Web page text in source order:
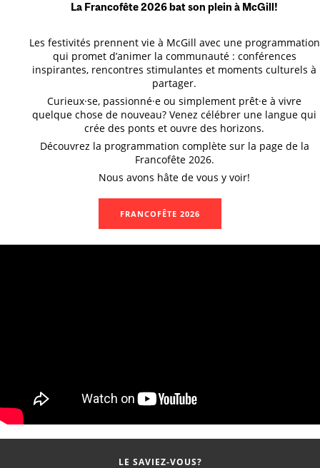
La Francofête 2026 bat son plein à McGill!
Les festivités prennent vie à McGill avec une programmation
qui promet d’animer la communauté : conférences
inspirantes, rencontres stimulantes et moments culturels à
partager.
Curieux·se, passionné·e ou simplement prêt·e à vivre
quelque chose de nouveau? Venez célébrer une langue qui
crée des ponts et ouvre des horizons.
Découvrez la programmation complète sur la page de la
Francofête 2026.
Nous avons hâte de vous y voir!
FRANCOFÊTE 2026
LE SAVIEZ-VOUS?